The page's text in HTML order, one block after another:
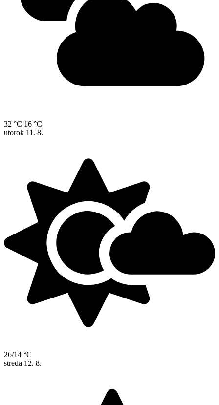
32 °C 16 °C
utorok 11. 8.
26/14 °C
streda 12. 8.